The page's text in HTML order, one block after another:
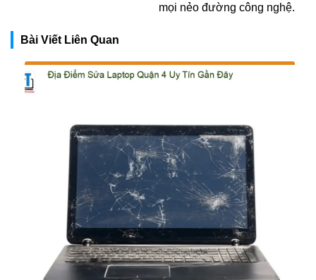
mọi nẻo đường công nghệ.
Bài Viết Liên Quan